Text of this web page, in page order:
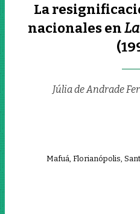
La
nacionales en
Júlia de Andrade
Mafuá, Florianópolis,